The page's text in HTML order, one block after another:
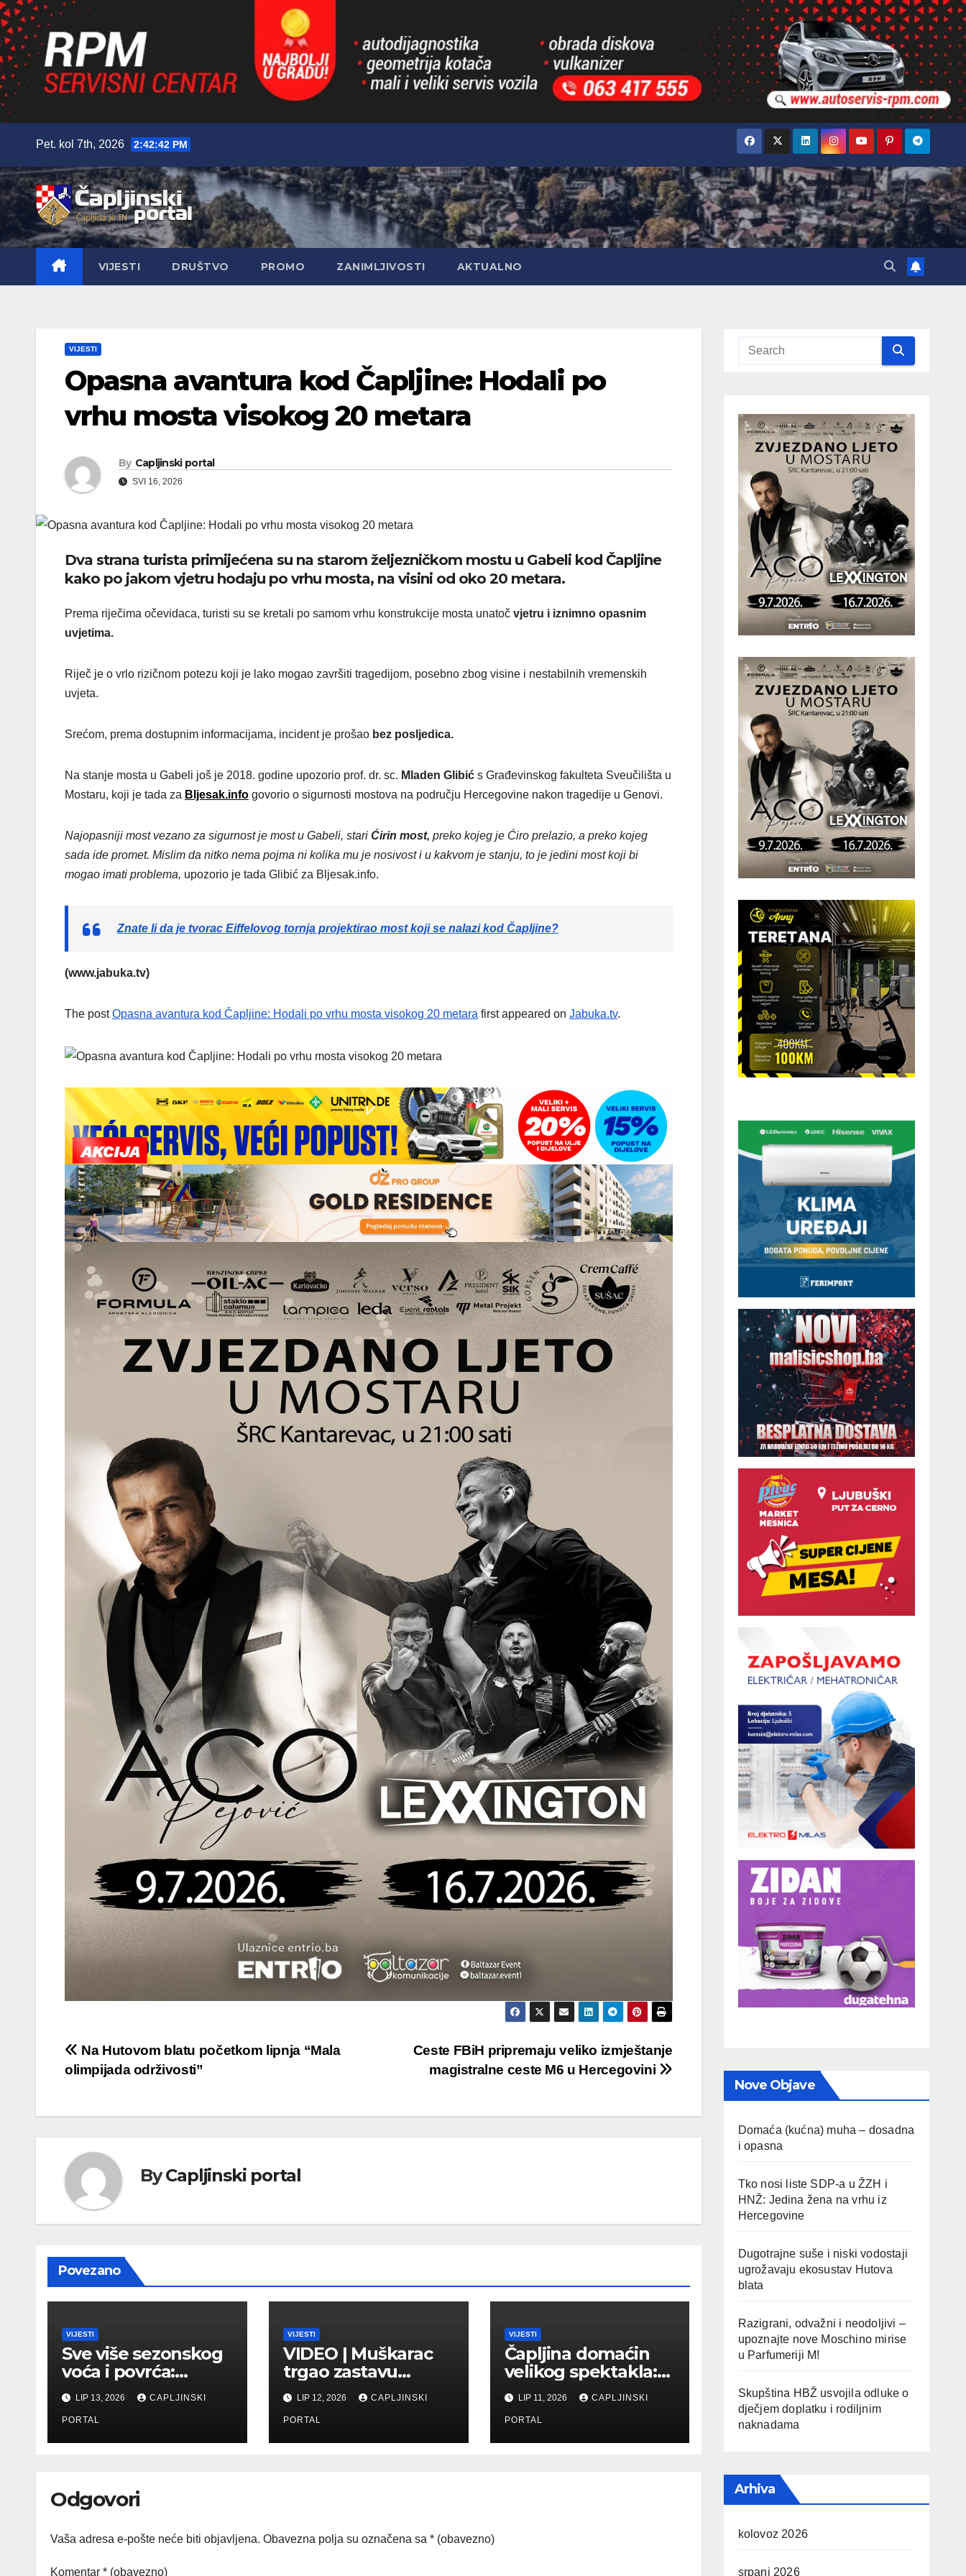
content
Pet. kol 7th, 2026 2:42:44 PM
VIJESTI DRUŠTVO PROMO ZANIMLJIVOSTI AKTUALNO
VIJESTI
Opasna avantura kod Čapljine: Hodali po
vrhu mosta visokog 20 metara
By Capljinski portal
SVI 16, 2026
Dva strana turista primijećena su na starom željezničkom mostu u Gabeli kod Čapljine
kako po jakom vjetru hodaju po vrhu mosta, na visini od oko 20 metara.
Prema riječima očevidaca, turisti su se kretali po samom vrhu konstrukcije mosta unatoč vjetru i iznimno opasnim
uvjetima.
Riječ je o vrlo rizičnom potezu koji je lako mogao završiti tragedijom, posebno zbog visine i nestabilnih vremenskih
uvjeta.
Srećom, prema dostupnim informacijama, incident je prošao bez posljedica.
Na stanje mosta u Gabeli još je 2018. godine upozorio prof. dr. sc. Mladen Glibić s Građevinskog fakulteta Sveučilišta u
Mostaru, koji je tada za Bljesak.info govorio o sigurnosti mostova na području Hercegovine nakon tragedije u Genovi.
Najopasniji most vezano za sigurnost je most u Gabeli, stari Ćirin most, preko kojeg je Ćiro prelazio, a preko kojeg
sada ide promet. Mislim da nitko nema pojma ni kolika mu je nosivost i u kakvom je stanju, to je jedini most koji bi
mogao imati problema, upozorio je tada Glibić za Bljesak.info.
Znate li da je tvorac Eiffelovog tornja projektirao most koji se nalazi kod Čapljine?
(www.jabuka.tv)
The postOpasna avantura kod Čapljine: Hodali po vrhu mosta visokog 20 metara first appeared on Jabuka.tv.
Navigacija
objava
Ceste FBiH pripremaju veliko izmještanje
magistralne ceste M6 u Hercegovini
Na Hutovom blatu početkom lipnja “Mala
olimpijada održivosti”
ByCapljinski portal
Povezano
VIJESTI
Sve više sezonskog
voća i povrća:
Pogledajte ponudu
i cijene na
čapljinskoj
Veletržnici
LIP 13, 2026 CAPLJINSKI
PORTAL
VIJESTI
VIDEO | Muškarac
trgao zastavu
Herceg-Bosne u
Čapljini: Traži se
hitno uhićenje
LIP 12, 2026 CAPLJINSKI
PORTAL
VIJESTI
Čapljina domaćin
velikog spektakla:
Stižu najbolji
biciklisti Balkana
LIP 11, 2026 CAPLJINSKI
PORTAL
Odgovori
Vaša adresa e-pošte neće biti objavljena. Obavezna polja su označena sa * (obavezno)
Komentar * (obavezno)
Nove Objave
Domaća (kućna) muha – dosadna
i opasna
Tko nosi liste SDP-a u ŽZH i
HNŽ: Jedina žena na vrhu iz
Hercegovine
Dugotrajne suše i niski vodostaji
ugrožavaju ekosustav Hutova
blata
Razigrani, odvažni i neodoljivi –
upoznajte nove Moschino mirise
u Parfumeriji M!
Skupština HBŽ usvojila odluke o
dječjem doplatku i rodiljnim
naknadama
Arhiva
kolovoz 2026
srpanj 2026